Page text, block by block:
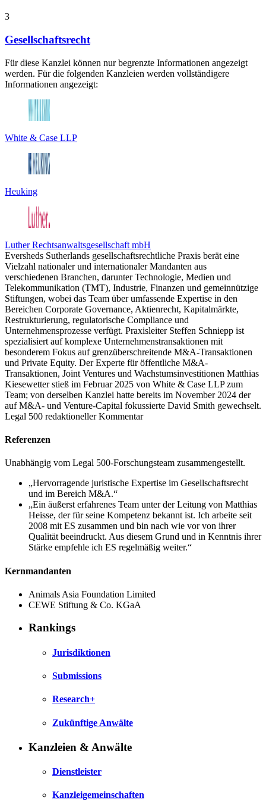
3
Gesellschaftsrecht
Für diese Kanzlei können nur begrenzte Informationen angezeigt
werden. Für die folgenden Kanzleien werden vollständigere
Informationen angezeigt:
White & Case LLP
Heuking
Luther Rechtsanwaltsgesellschaft mbH
Eversheds Sutherlands gesellschaftsrechtliche Praxis berät eine
Vielzahl nationaler und internationaler Mandanten aus
verschiedenen Branchen, darunter Technologie, Medien und
Telekommunikation (TMT), Industrie, Finanzen und gemeinnützige
Stiftungen, wobei das Team über umfassende Expertise in den
Bereichen Corporate Governance, Aktienrecht, Kapitalmärkte,
Restrukturierung, regulatorische Compliance und
Unternehmensprozesse verfügt. Praxisleiter Steffen Schniepp ist
spezialisiert auf komplexe Unternehmenstransaktionen mit
besonderem Fokus auf grenzüberschreitende M&A-Transaktionen
und Private Equity. Der Experte für öffentliche M&A-
Transaktionen, Joint Ventures und Wachstumsinvestitionen Matthias
Kiesewetter stieß im Februar 2025 von White & Case LLP zum
Team; von derselben Kanzlei hatte bereits im November 2024 der
auf M&A- und Venture-Capital fokussierte David Smith gewechselt.
Legal 500 redaktioneller Kommentar
Referenzen
Unabhängig vom Legal 500-Forschungsteam zusammengestellt.
„Hervorragende juristische Expertise im Gesellschaftsrecht
und im Bereich M&A.“
„Ein äußerst erfahrenes Team unter der Leitung von Matthias
Heisse, der für seine Kompetenz bekannt ist. Ich arbeite seit
2008 mit ES zusammen und bin nach wie vor von ihrer
Qualität beeindruckt. Aus diesem Grund und in Kenntnis ihrer
Stärke empfehle ich ES regelmäßig weiter.“
Kernmandanten
Animals Asia Foundation Limited
CEWE Stiftung & Co. KGaA
Rankings
Jurisdiktionen
Submissions
Research+
Zukünftige Anwälte
Kanzleien & Anwälte
Dienstleister
Kanzleigemeinschaften